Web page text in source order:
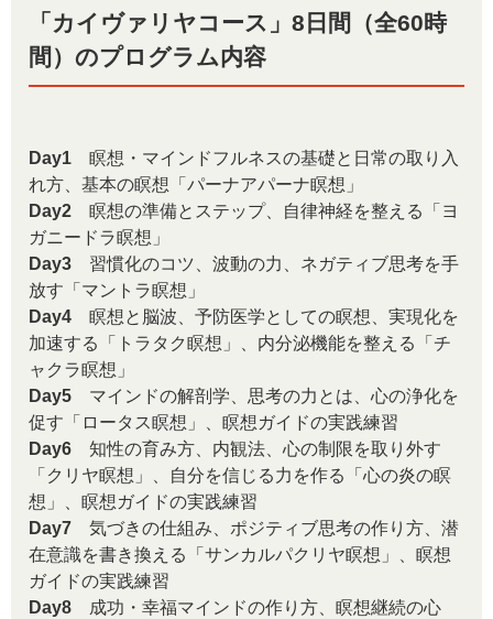
「カイヴァリヤコース」8日間（全60時
間）のプログラム内容
Day1 瞑想・マインドフルネスの基礎と日常の取り入
れ方、基本の瞑想「パーナアパーナ瞑想」
Day2 瞑想の準備とステップ、自律神経を整える「ヨ
ガニードラ瞑想」
Day3 習慣化のコツ、波動の力、ネガティブ思考を手
放す「マントラ瞑想」
Day4 瞑想と脳波、予防医学としての瞑想、実現化を
加速する「トラタク瞑想」、内分泌機能を整える「チ
ャクラ瞑想」
Day5 マインドの解剖学、思考の力とは、心の浄化を
促す「ロータス瞑想」、瞑想ガイドの実践練習
Day6 知性の育み方、内観法、心の制限を取り外す
「クリヤ瞑想」、自分を信じる力を作る「心の炎の瞑
想」、瞑想ガイドの実践練習
Day7 気づきの仕組み、ポジティブ思考の作り方、潜
在意識を書き換える「サンカルパクリヤ瞑想」、瞑想
ガイドの実践練習
Day8 成功・幸福マインドの作り方、瞑想継続の心